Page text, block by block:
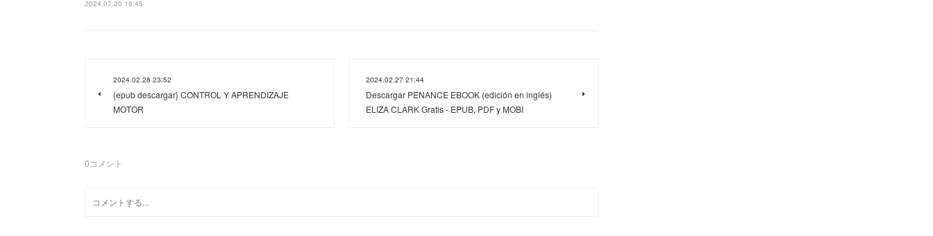
2024.07.20 18:46
2024.02.28 23:52
{epub descargar} CONTROL Y APRENDIZAJE
MOTOR
2024.02.27 21:44
Descargar PENANCE EBOOK (edición en inglés)
ELIZA CLARK Gratis - EPUB, PDF y MOBI
0コメント